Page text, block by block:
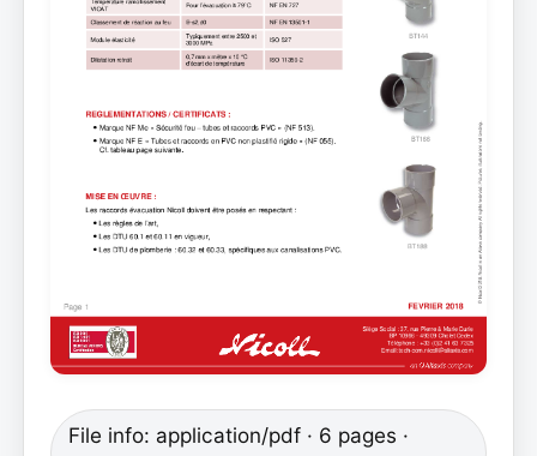
File info: application/pdf · 6 pages ·